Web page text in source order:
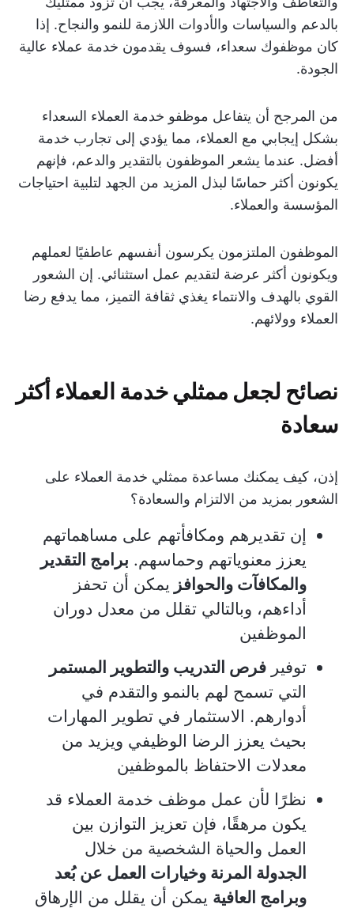
بالدعم والسياسات والأدوات اللازمة للنمو والنجاح. إذا
كان موظفوك سعداء، فسوف يقدمون خدمة عملاء عالية
الجودة.
من المرجح أن يتفاعل موظفو خدمة العملاء السعداء
بشكل إيجابي مع العملاء، مما يؤدي إلى تجارب خدمة
أفضل. عندما يشعر الموظفون بالتقدير والدعم، فإنهم
يكونون أكثر حماسًا لبذل المزيد من الجهد لتلبية احتياجات
المؤسسة والعملاء.
الموظفون الملتزمون يكرسون أنفسهم عاطفيًا لعملهم
ويكونون أكثر عرضة لتقديم عمل استثنائي. إن الشعور
القوي بالهدف والانتماء يغذي ثقافة التميز، مما يدفع رضا
العملاء وولائهم.
نصائح لجعل ممثلي خدمة العملاء أكثر
سعادة
إذن، كيف يمكنك مساعدة ممثلي خدمة العملاء على
الشعور بمزيد من الالتزام والسعادة؟
إن تقديرهم ومكافأتهم على مساهماتهم
يعزز معنوياتهم وحماسهم. برامج التقدير
والمكافآت والحوافز يمكن أن تحفز
أداءهم، وبالتالي تقلل من معدل دوران
الموظفين
توفير فرص التدريب والتطوير المستمر
التي تسمح لهم بالنمو والتقدم في
أدوارهم. الاستثمار في تطوير المهارات
بحيث يعزز الرضا الوظيفي ويزيد من
معدلات الاحتفاظ بالموظفين
نظرًا لأن عمل موظف خدمة العملاء قد
يكون مرهقًا، فإن تعزيز التوازن بين
العمل والحياة الشخصية من خلال
الجدولة المرنة وخيارات العمل عن بُعد
وبرامج العافية يمكن أن يقلل من الإرهاق